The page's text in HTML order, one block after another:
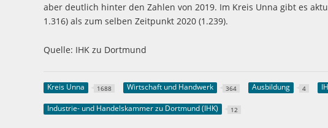
aber deutlich hinter den Zahlen von 2019. Im Kreis Unna gibt es
1.316) als zum selben Zeitpunkt 2020 (1.239).
Quelle: IHK zu Dortmund
Kreis Unna 1688 Wirtschaft und Handwerk 364 Ausbildung 4
Industrie- und Handelskammer zu Dortmund (IHK) 12